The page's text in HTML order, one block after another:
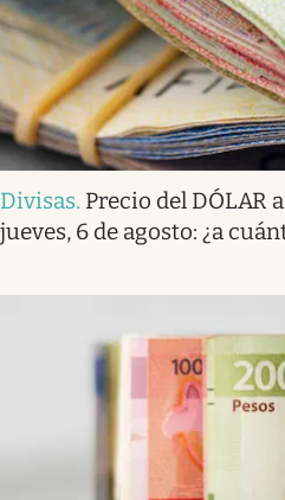
Divisas. Precio del DÓLAR
jueves, 6 de agosto: ¿a